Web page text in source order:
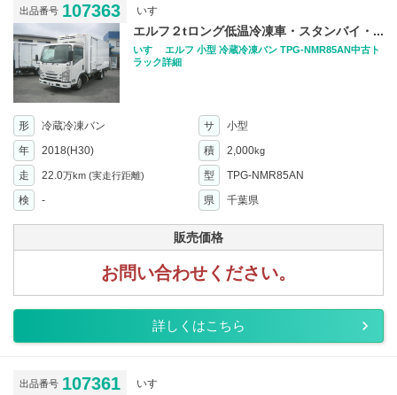
出品番号 107363 いすゞ
エルフ２tロング低温冷凍車・スタンバイ・...
いすゞ エルフ 小型 冷蔵冷凍バン TPG-NMR85AN中古ト
ラック詳細
形 冷蔵冷凍バン サ
小型
年
2018(H30) 積 2,000kg
走 22.0万km (実走行距離) 型
TPG-NMR85AN
検
- 県 千葉県
販売価格
お問い合わせください。
詳しくはこちら
出品番号 107361 いすゞ